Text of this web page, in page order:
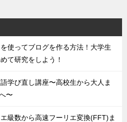
使ってブログを作る方法！大学生
て研究をしよう！
学び直し講座〜高校生から大人ま
〜
級数から高速フーリエ変換(FFT)ま